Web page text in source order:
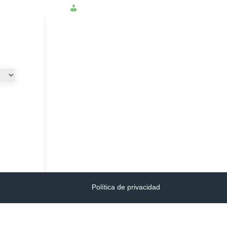
Política de privacidad